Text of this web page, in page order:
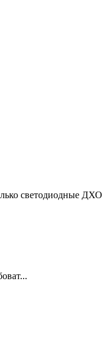
светодиодные ДХО